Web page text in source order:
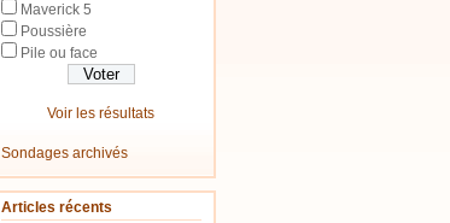
Maverick 5
Poussière
Pile ou face
Voir les résultats
Sondages archivés
Articles récents